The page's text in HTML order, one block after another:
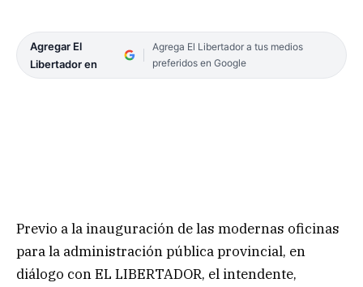
Agregar El
Libertador en
Agrega El Libertador a tus medios
preferidos en Google
Previo a la inauguración de las modernas oficinas
para la administración pública provincial, en
diálogo con EL LIBERTADOR, el intendente,